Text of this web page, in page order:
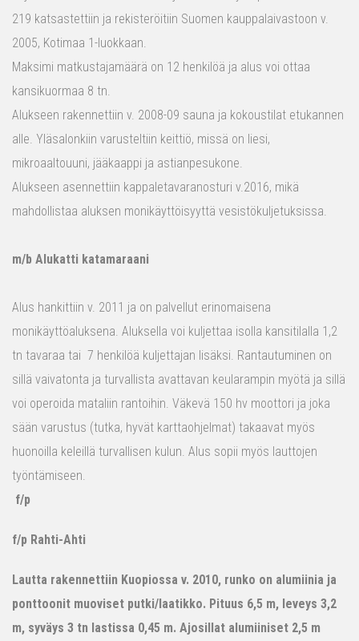
219 katsastettiin ja rekisteröitiin Suomen kauppalaivastoon v.
2005, Kotimaa 1-luokkaan.
Maksimi matkustajamäärä on 12 henkilöä ja alus voi ottaa
kansikuormaa 8 tn.
Alukseen rakennettiin v. 2008-09 sauna ja kokoustilat etukannen
alle. Yläsalonkiin varusteltiin keittiö, missä on liesi,
mikroaaltouuni, jääkaappi ja astianpesukone.
Alukseen asennettiin kappaletavaranosturi v.2016, mikä
mahdollistaa aluksen monikäyttöisyyttä vesistökuljetuksissa.
m/b Alukatti katamaraani
Alus hankittiin v. 2011 ja on palvellut erinomaisena
monikäyttöaluksena. Aluksella voi kuljettaa isolla kansitilalla 1,2
tn tavaraa tai 7 henkilöä kuljettajan lisäksi. Rantautuminen on
sillä vaivatonta ja turvallista avattavan keularampin myötä ja sillä
voi operoida mataliin rantoihin. Väkevä 150 hv moottori ja joka
sään varustus (tutka, hyvät karttaohjelmat) takaavat myös
huonoilla keleillä turvallisen kulun. Alus sopii myös lauttojen
työntämiseen.
f/p
f/p Rahti-Ahti
Lautta rakennettiin Kuopiossa v. 2010, runko on alumiinia ja
ponttoonit muoviset putki/laatikko. Pituus 6,5 m, leveys 3,2
m, syväys 3 tn lastissa 0,45 m. Ajosillat alumiiniset 2,5 m